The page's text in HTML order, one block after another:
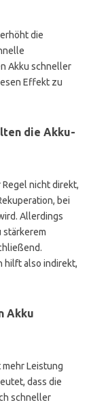
die
Akku schneller
Effekt zu
die Akku-
nicht direkt,
bei
Allerdings
stärkerem
hilft also indirekt,
Akku
Leistung
dass die
schneller